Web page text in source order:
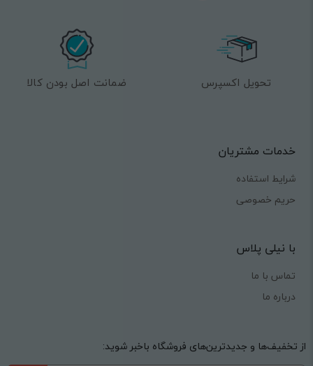
تحویل اکسپرس ضمانت اصل بودن کالا
خدمات مشتریان
شرایط استفاده
حریم خصوصی
با نیلی پلاس
تماس با ما
درباره ما
از تخفیف‌ها و جدیدترین‌های فروشگاه باخبر شوید: